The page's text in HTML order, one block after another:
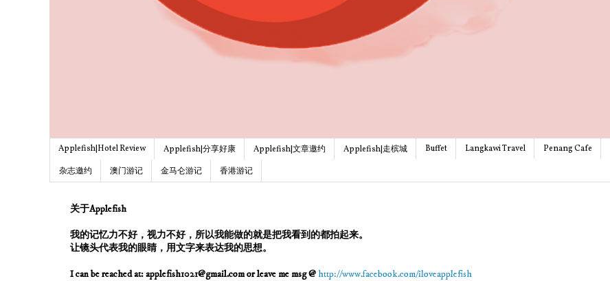
Applefish|Hotel Review Applefish|分享好康 Applefish|文章邀约 Applefish|走槟城 Buffet Langkawi Travel Penang Cafe
杂志邀约
澳门游记 金马仑游记 香港游记
关于Applefish
我的记忆力不好，视力不好，所以我能做的就是把我看到的都拍起来。
让镜头代表我的眼睛，用文字来表达我的思想。
I can be reached at: applefish1021@gmail.com or leave me msg @http://www.facebook.com/iloveapplefish